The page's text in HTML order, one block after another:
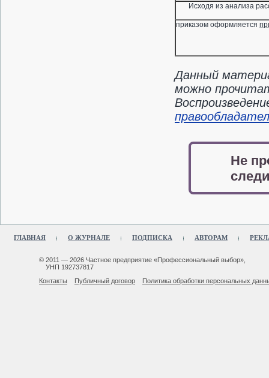
Исходя из анализа
приказом оформляется
Данный
можно
Не
ГЛАВНАЯ О ЖУРНАЛЕ ПОДПИСКА АВТОРАМ
© 2011 — 2026 Частное предприятие «Профессиональный выбор»,
УНП 192737817
Контакты
Публичный договор Политика обработки персональных